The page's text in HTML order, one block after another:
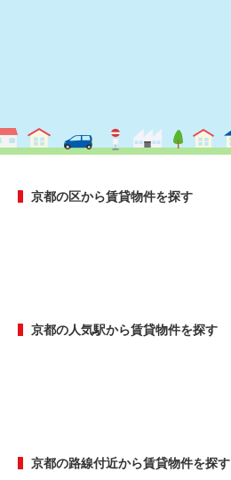
京都の区から賃貸物件を探す
京都の人気駅から賃貸物件を探す
京都の路線付近から賃貸物件を探す